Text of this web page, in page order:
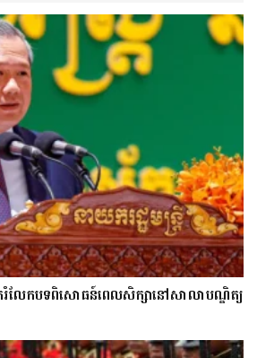
លែកបទពិសោធន៍ពេលសិក្សានៅសាលាបណ្ឌិត្យ​